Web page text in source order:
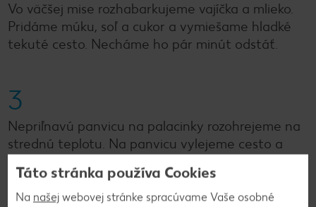
Vo väčšej mise rozhabarkujeme vajíčka a mlieko.
Pridáme múku, soľ a cukor a vymiešame hladké
tekuté cesto. Necháme ho pár minút odstáť.
3
Nepriľnavú panvicu na palacinky rozohrejeme na
strednú teplotu. Na panvicu vylejeme cesto a
môžeme sem-tam potrieť trochou masla.
Táto stránka používa Cookies
Na našej webovej stránke spracúvame Vaše osobné